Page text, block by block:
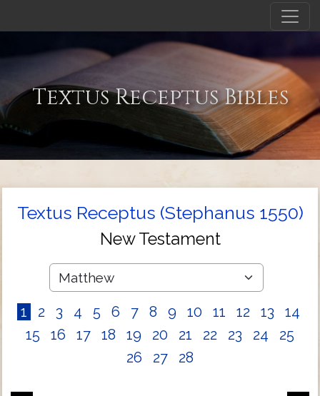
Textus Receptus Bibles
Textus Receptus (Stephanus 1550)
New Testament
1 2 3 4 5 6 7 8 9 10 11 12 13
14
15
16 17 18 19 20 21 22 23 24
25
26
27 28